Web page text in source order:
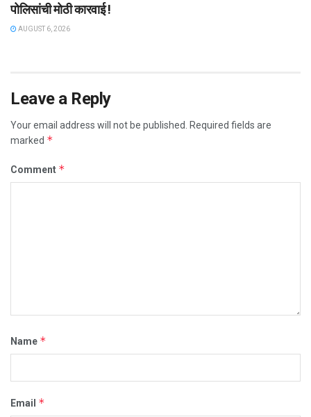
पोलिसांची मोठी कारवाई !
AUGUST 6, 2026
Leave a Reply
Your email address will not be published.
Required fields are
marked *
Comment *
Name *
Email *